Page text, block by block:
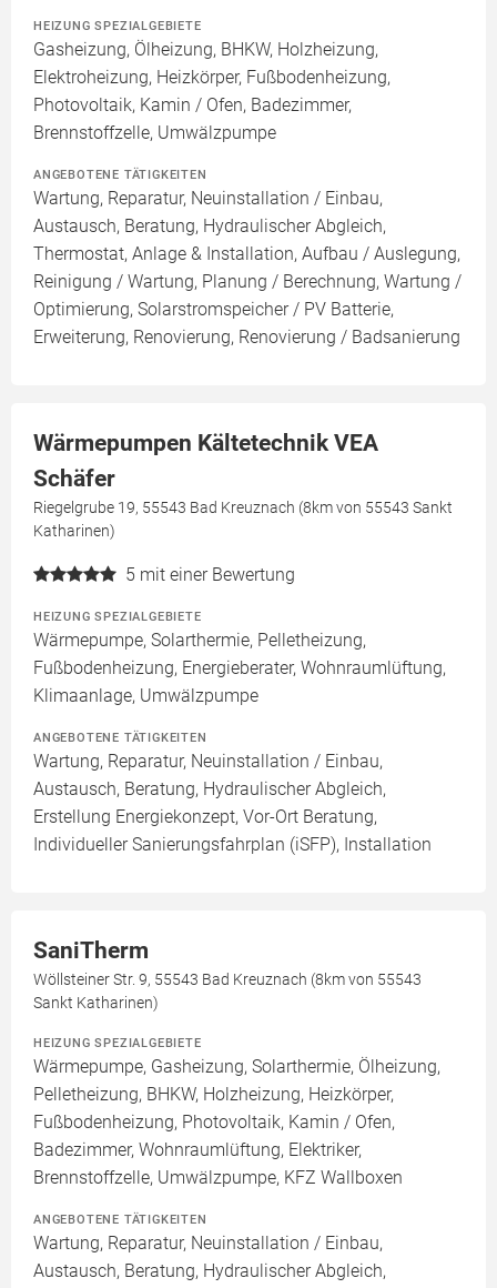
HEIZUNG SPEZIALGEBIETE
Gasheizung, Ölheizung, BHKW, Holzheizung,
Elektroheizung, Heizkörper, Fußbodenheizung,
Photovoltaik, Kamin / Ofen, Badezimmer,
Brennstoffzelle, Umwälzpumpe
ANGEBOTENE TÄTIGKEITEN
Wartung, Reparatur, Neuinstallation / Einbau,
Austausch, Beratung, Hydraulischer Abgleich,
Thermostat, Anlage & Installation, Aufbau / Auslegung,
Reinigung / Wartung, Planung / Berechnung, Wartung /
Optimierung, Solarstromspeicher / PV Batterie,
Erweiterung, Renovierung, Renovierung / Badsanierung
Wärmepumpen Kältetechnik VEA
Schäfer
Riegelgrube 19, 55543 Bad Kreuznach (8km von 55543 Sankt
Katharinen)
5 mit einer Bewertung
HEIZUNG SPEZIALGEBIETE
Wärmepumpe, Solarthermie, Pelletheizung,
Fußbodenheizung, Energieberater, Wohnraumlüftung,
Klimaanlage, Umwälzpumpe
ANGEBOTENE TÄTIGKEITEN
Wartung, Reparatur, Neuinstallation / Einbau,
Austausch, Beratung, Hydraulischer Abgleich,
Erstellung Energiekonzept, Vor-Ort Beratung,
Individueller Sanierungsfahrplan (iSFP), Installation
SaniTherm
Wöllsteiner Str. 9, 55543 Bad Kreuznach (8km von 55543
Sankt Katharinen)
HEIZUNG SPEZIALGEBIETE
Wärmepumpe, Gasheizung, Solarthermie, Ölheizung,
Pelletheizung, BHKW, Holzheizung, Heizkörper,
Fußbodenheizung, Photovoltaik, Kamin / Ofen,
Badezimmer, Wohnraumlüftung, Elektriker,
Brennstoffzelle, Umwälzpumpe, KFZ Wallboxen
ANGEBOTENE TÄTIGKEITEN
Wartung, Reparatur, Neuinstallation / Einbau,
Austausch, Beratung, Hydraulischer Abgleich,